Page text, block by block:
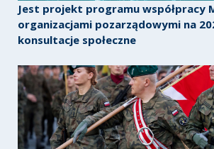
Jest projekt programu współpracy
organizacjami pozarządowymi na
konsultacje społeczne